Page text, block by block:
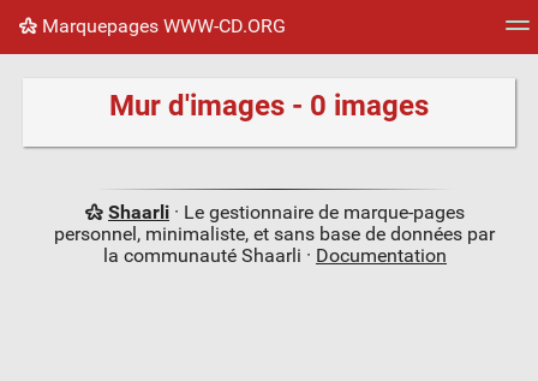
Marquepages WWW-CD.ORG
Flux
Mur d'images - 0 images
Shaarli· Le gestionnaire de marque-pages
personnel, minimaliste, et sans base de données par
la communauté Shaarli · Documentation